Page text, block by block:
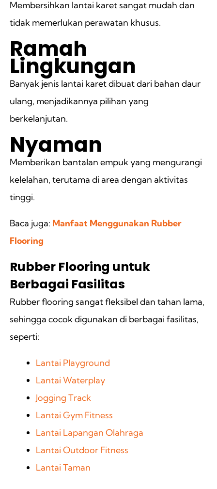
Membersihkan lantai karet sangat mudah dan
tidak memerlukan perawatan khusus.
Ramah
Lingkungan
Banyak jenis lantai karet dibuat dari bahan daur
ulang, menjadikannya pilihan yang
berkelanjutan.
Nyaman
Memberikan bantalan empuk yang mengurangi
kelelahan, terutama di area dengan aktivitas
tinggi.
Baca juga: Manfaat Menggunakan Rubber
Flooring
Rubber Flooring untuk
Berbagai Fasilitas
Rubber flooring sangat fleksibel dan tahan lama,
sehingga cocok digunakan di berbagai fasilitas,
seperti:
Lantai Playground
Lantai Waterplay
Jogging Track
Lantai Gym Fitness
Lantai Lapangan Olahraga
Lantai Outdoor Fitness
Lantai Taman